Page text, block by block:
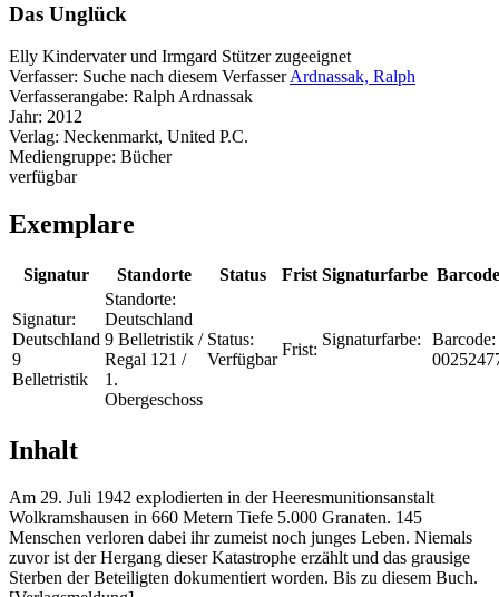
Das Unglück
Elly Kindervater und Irmgard Stützer zugeeignet
Verfasser: Suche nach diesem VerfasserArdnassak, Ralph
Verfasserangabe: Ralph Ardnassak
Jahr: 2012
Verlag: Neckenmarkt, United P.C.
Mediengruppe: Bücher
verfügbar
Exemplare
Signatur Standorte Status Frist Signaturfarbe Barcode
Signatur:
Deutschland
9
Belletristik
Standorte:
Deutschland
9 Belletristik /
Regal 121 /
1.
Obergeschoss
Status:
Verfügbar
Frist:
Signaturfarbe:
Barcode:
Inhalt
Am 29. Juli 1942 explodierten in der Heeresmunitionsanstalt
Wolkramshausen in 660 Metern Tiefe 5.000 Granaten. 145
Menschen verloren dabei ihr zumeist noch junges Leben. Niemals
zuvor ist der Hergang dieser Katastrophe erzählt und das grausige
Sterben der Beteiligten dokumentiert worden. Bis zu diesem Buch.